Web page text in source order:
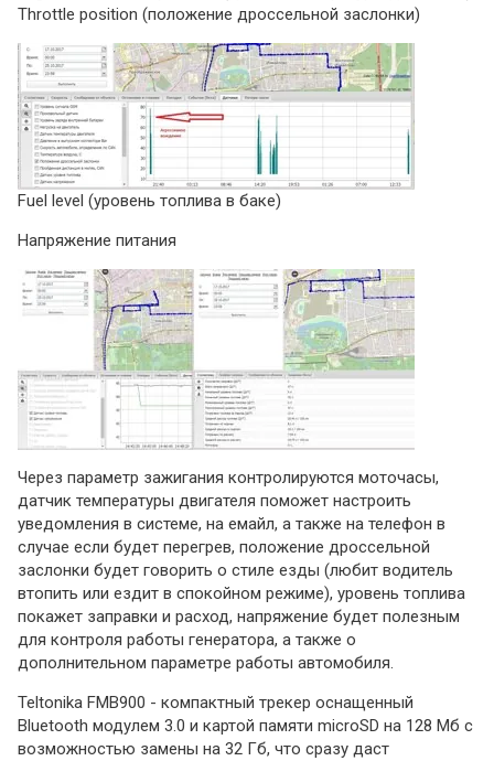
Throttle position (положение дроссельной заслонки)
Fuel level (уровень топлива в баке)
Напряжение питания
Через параметр зажигания контролируются моточасы,
датчик температуры двигателя поможет настроить
уведомления в системе, на емайл, а также на телефон в
случае если будет перегрев, положение дроссельной
заслонки будет говорить о стиле езды (любит водитель
втопить или ездит в спокойном режиме), уровень топлива
покажет заправки и расход, напряжение будет полезным
для контроля работы генератора, а также о
дополнительном параметре работы автомобиля.
Teltonika FMB900 - компактный трекер оснащенный
Bluetooth модулем 3.0 и картой памяти microSD на 128 Мб с
возможностью замены на 32 Гб, что сразу даст